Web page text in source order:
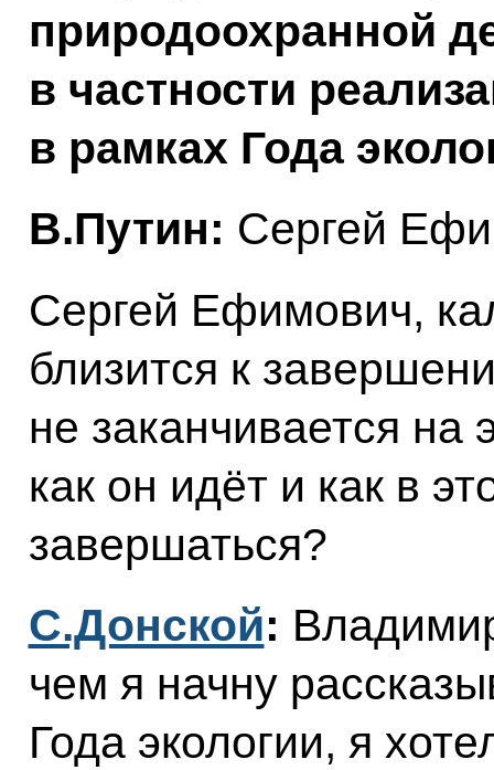
природоохранной
в частности
в рамках Года
В.Путин: Сергей
Сергей Ефимович,
близится к
не заканчивается на
как он идёт и как в
завершаться?
С.Донской:
чем я начну
Года экологии, я